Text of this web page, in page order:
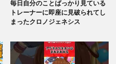
毎日自分のことばっかり見ている
トレーナーに即座に見破られてし
まったクロノジェネシス